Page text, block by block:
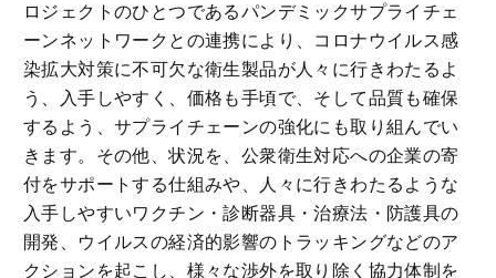
ロジェクトのひとつであるパンデミックサプライチェ
ーンネットワークとの連携により、コロナウイルス感
染拡大対策に不可欠な衛生製品が人々に行きわたるよ
う、入手しやすく、価格も手頃で、そして品質も確保
するよう、サプライチェーンの強化にも取り組んでい
きます。その他、状況を、公衆衛生対応への企業の寄
付をサポートする仕組みや、人々に行きわたるような
入手しやすいワクチン・診断器具・治療法・防護具の
開発、ウイルスの経済的影響のトラッキングなどのア
クションを起こし、様々な渉外を取り除く協力体制を